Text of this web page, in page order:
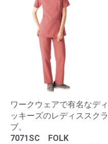
ワークウェアで有名なディ
ッキーズのレディススクラ
ブ。
7071SC FOLK